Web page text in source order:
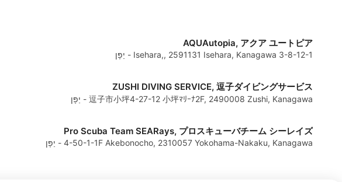
AQUAutopia, アクア ユートピア
3-8-12-1 Isehara,, 2591131 Isehara, Kanagawa - יַפָּן
ZUSHI DIVING SERVICE, 逗子ダイビングサービス
逗子市小坪4-27-12 小坪ﾏﾘｰﾅ2F, 2490008 Zushi, Kanagawa - יַפָּן
Pro Scuba Team SEARays, プロスキューバチーム シーレイズ
4-50-1-1F Akebonocho, 2310057 Yokohama-Nakaku, Kanagawa - יַפָּן